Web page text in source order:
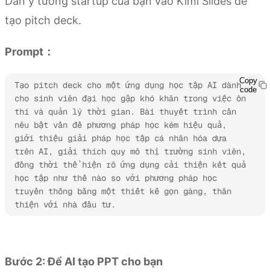
tạo pitch deck.
Prompt：
Tạo pitch deck cho một ứng dụng học tập AI dành
cho sinh viên đại học gặp khó khăn trong việc ôn
thi và quản lý thời gian. Bài thuyết trình cần
nêu bật vấn đề phương pháp học kém hiệu quả,
giới thiệu giải pháp học tập cá nhân hóa dựa
trên AI, giải thích quy mô thị trường sinh viên,
đồng thời thể hiện rõ ứng dụng cải thiện kết quả
học tập như thế nào so với phương pháp học
truyền thống bằng một thiết kế gọn gàng, thân
thiện với nhà đầu tư.
Copy
code
Bước 2: Để AI tạo PPT cho bạn